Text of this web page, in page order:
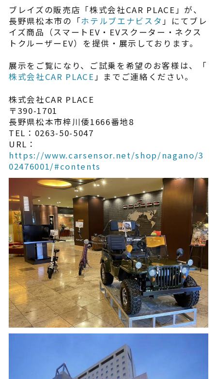
別途
STYLE e-BIKE
電動アシスト自転車
¥225,454
詳細を見る
近くの店舗を見る
購入する
※類似品にご注意ください
ニュース
よくある質問
ブレイズの販売店「株式会社CAR PLACE」が、
長野県松本市の「ホテルブエナビスタ」にてブレ
イズ商品（スマートEV・EVスクーター・ネクス
トクルーザーEV）を提供・展示しております。
展示をご覧になり、ご試乗を希望のお客様は、「
株式会社CAR PLACE」までご連絡ください。
株式会社CAR PLACE
〒390-1701
長野県松本市梓川倭1666番地8
TEL：0263-50-5047
URL：
https://www.carsensor.net/shop/nagano/3
02476001/#contents